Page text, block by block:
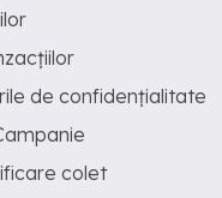
de confidențialitate
colet